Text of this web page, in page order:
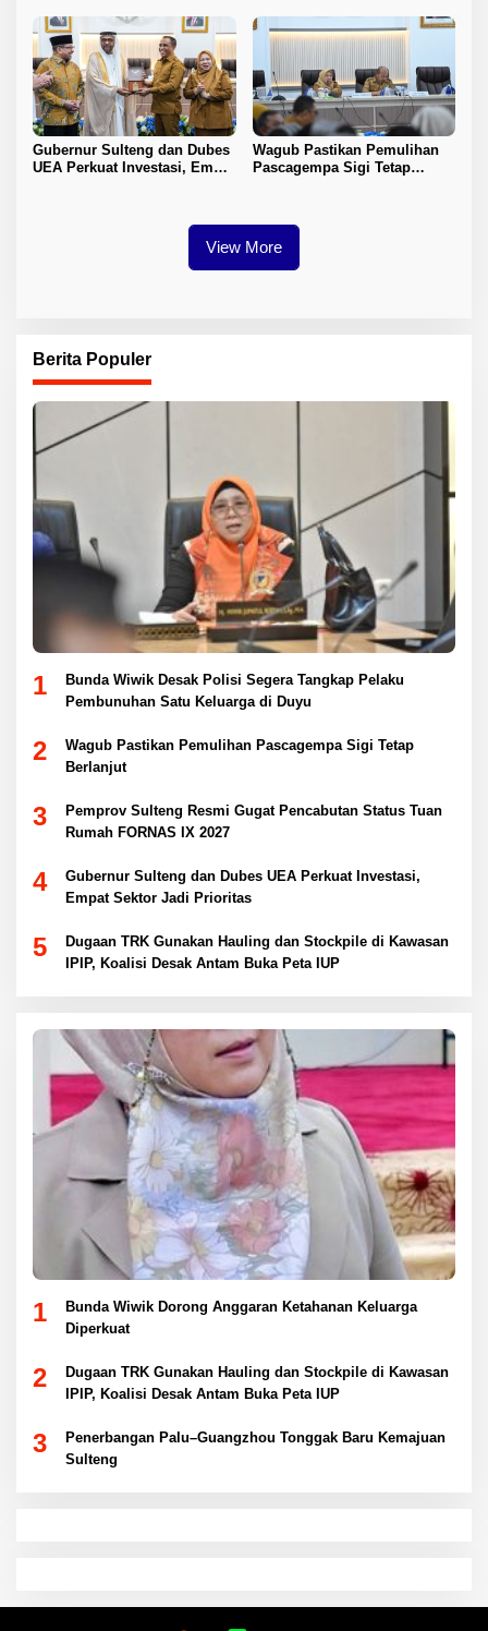
Gubernur Sulteng dan Dubes
UEA Perkuat Investasi, Empat
Wagub Pastikan Pemulihan
Pascagempa Sigi Tetap
View More
Berita Populer
1
Bunda Wiwik Desak Polisi Segera Tangkap Pelaku
Pembunuhan Satu Keluarga di Duyu
2
Wagub Pastikan Pemulihan Pascagempa Sigi Tetap
Berlanjut
3
Pemprov Sulteng Resmi Gugat Pencabutan Status Tuan
Rumah FORNAS IX 2027
4
Gubernur Sulteng dan Dubes UEA Perkuat Investasi,
Empat Sektor Jadi Prioritas
5
Dugaan TRK Gunakan Hauling dan Stockpile di Kawasan
IPIP, Koalisi Desak Antam Buka Peta IUP
1
Bunda Wiwik Dorong Anggaran Ketahanan Keluarga
Diperkuat
2
Dugaan TRK Gunakan Hauling dan Stockpile di Kawasan
IPIP, Koalisi Desak Antam Buka Peta IUP
3
Penerbangan Palu–Guangzhou Tonggak Baru Kemajuan
Sulteng